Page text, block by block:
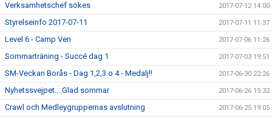
Verksamhetschef sökes 2017-07-12 14:00
Styrelseinfo 2017-07-11 2017-07-11 11:37
Level 6 - Camp Ven 2017-07-06 11:26
Sommarträning - Succé dag 1 2017-07-03 19:51
SM-Veckan Borås - Dag 1,2,3 o 4 - Medalj!! 2017-06-30 22:26
Nyhetssvejpet....Glad sommar 2017-06-26 15:32
Crawl och Medleygruppernas avslutning 2017-06-25 19:05